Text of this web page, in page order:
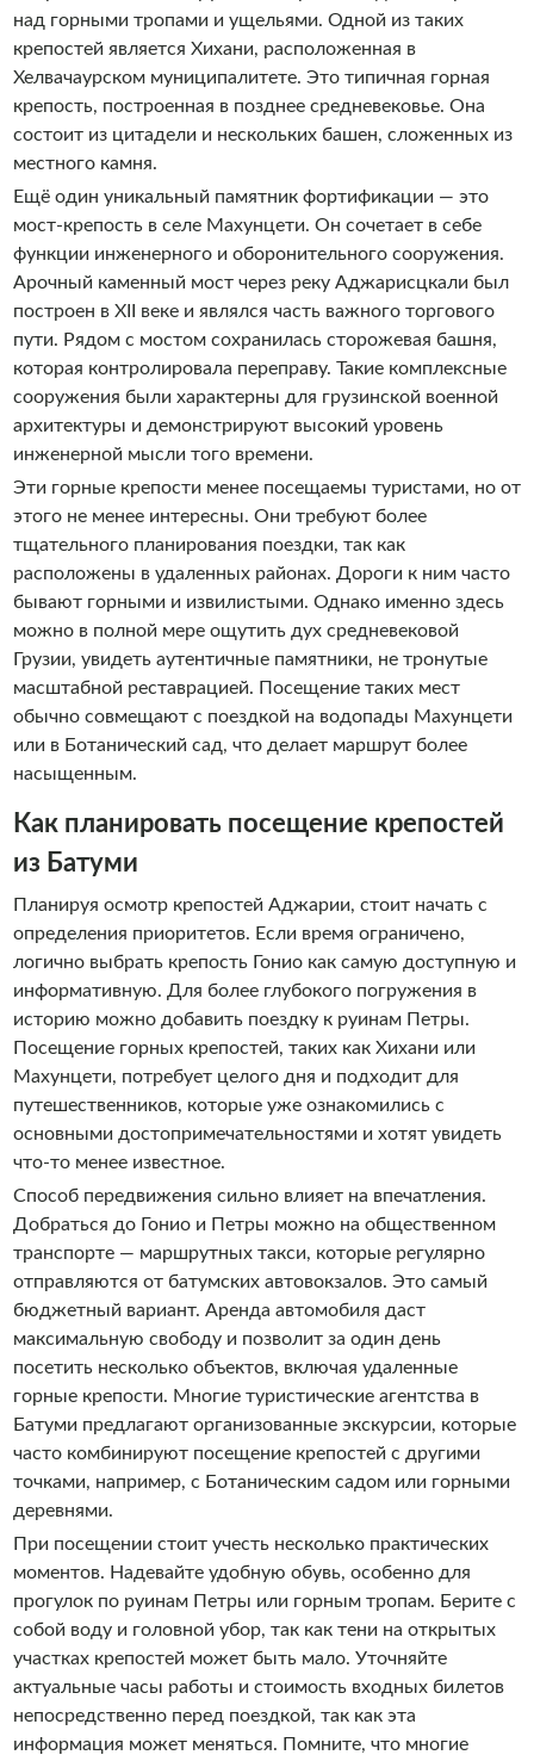
над горными тропами и ущельями. Одной из таких
крепостей является Хихани, расположенная в
Хелвачаурском муниципалитете. Это типичная горная
крепость, построенная в позднее средневековье. Она
состоит из цитадели и нескольких башен, сложенных из
местного камня.
Ещё один уникальный памятник фортификации — это
мост-крепость в селе Махунцети. Он сочетает в себе
функции инженерного и оборонительного сооружения.
Арочный каменный мост через реку Аджарисцкали был
построен в XII веке и являлся часть важного торгового
пути. Рядом с мостом сохранилась сторожевая башня,
которая контролировала переправу. Такие комплексные
сооружения были характерны для грузинской военной
архитектуры и демонстрируют высокий уровень
инженерной мысли того времени.
Эти горные крепости менее посещаемы туристами, но от
этого не менее интересны. Они требуют более
тщательного планирования поездки, так как
расположены в удаленных районах. Дороги к ним часто
бывают горными и извилистыми. Однако именно здесь
можно в полной мере ощутить дух средневековой
Грузии, увидеть аутентичные памятники, не тронутые
масштабной реставрацией. Посещение таких мест
обычно совмещают с поездкой на водопады Махунцети
или в Ботанический сад, что делает маршрут более
насыщенным.
Как планировать посещение крепостей
из Батуми
Планируя осмотр крепостей Аджарии, стоит начать с
определения приоритетов. Если время ограничено,
логично выбрать крепость Гонио как самую доступную и
информативную. Для более глубокого погружения в
историю можно добавить поездку к руинам Петры.
Посещение горных крепостей, таких как Хихани или
Махунцети, потребует целого дня и подходит для
путешественников, которые уже ознакомились с
основными достопримечательностями и хотят увидеть
что-то менее известное.
Способ передвижения сильно влияет на впечатления.
Добраться до Гонио и Петры можно на общественном
транспорте — маршрутных такси, которые регулярно
отправляются от батумских автовокзалов. Это самый
бюджетный вариант. Аренда автомобиля даст
максимальную свободу и позволит за один день
посетить несколько объектов, включая удаленные
горные крепости. Многие туристические агентства в
Батуми предлагают организованные экскурсии, которые
часто комбинируют посещение крепостей с другими
точками, например, с Ботаническим садом или горными
деревнями.
При посещении стоит учесть несколько практических
моментов. Надевайте удобную обувь, особенно для
прогулок по руинам Петры или горным тропам. Берите с
собой воду и головной убор, так как тени на открытых
участках крепостей может быть мало. Уточняйте
актуальные часы работы и стоимость входных билетов
непосредственно перед поездкой, так как эта
информация может меняться. Помните, что многие